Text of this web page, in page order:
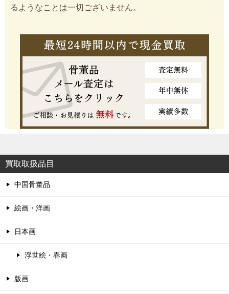
るようなことは一切ございません。
買取取扱品目
中国骨董品
絵画・洋画
日本画
浮世絵・春画
版画